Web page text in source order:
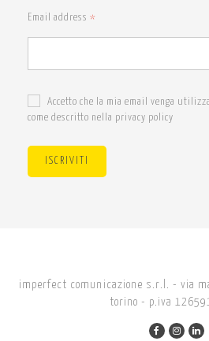
Email address *
Accetto che la mia email venga
come descritto nella privacy policy
ISCRIVITI
imperfect comunicazione s.r.l. - via
torino - p.iva